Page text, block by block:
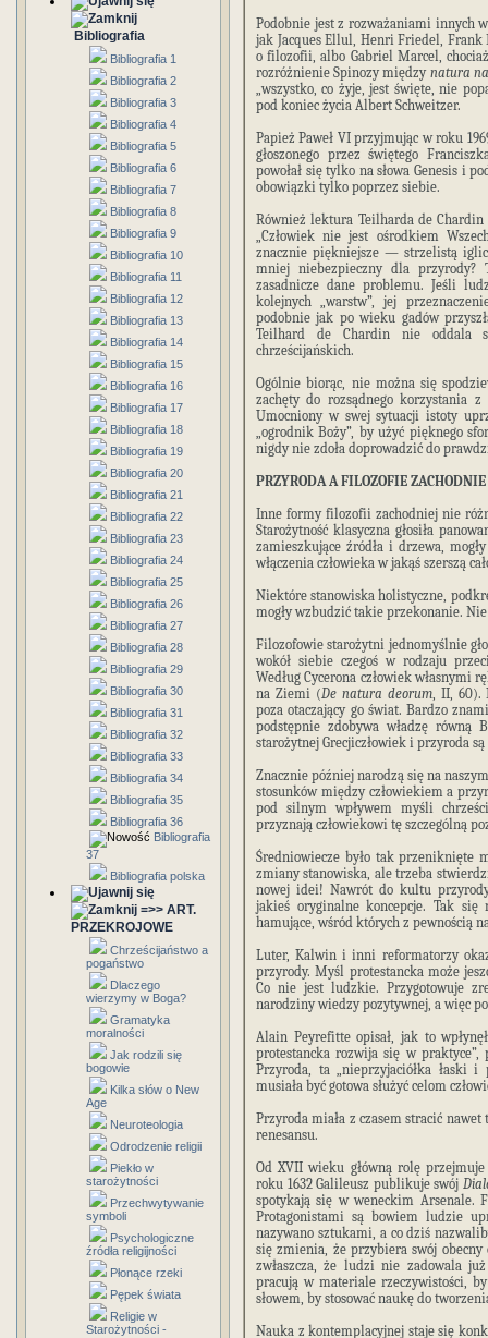
Bibliografia
Bibliografia 1
Bibliografia 2
Bibliografia 3
Bibliografia 4
Bibliografia 5
Bibliografia 6
Bibliografia 7
Bibliografia 8
Bibliografia 9
Bibliografia 10
Bibliografia 11
Bibliografia 12
Bibliografia 13
Bibliografia 14
Bibliografia 15
Bibliografia 16
Bibliografia 17
Bibliografia 18
Bibliografia 19
Bibliografia 20
Bibliografia 21
Bibliografia 22
Bibliografia 23
Bibliografia 24
Bibliografia 25
Bibliografia 26
Bibliografia 27
Bibliografia 28
Bibliografia 29
Bibliografia 30
Bibliografia 31
Bibliografia 32
Bibliografia 33
Bibliografia 34
Bibliografia 35
Bibliografia 36
Bibliografia
37
Bibliografia polska
=>> ART.
PRZEKROJOWE
Chrześcijaństwo a
pogaństwo
Dlaczego
wierzymy w Boga?
Gramatyka
moralności
Jak rodzili się
bogowie
Kilka słów o New
Age
Neuroteologia
Odrodzenie religii
Piekło w
starożytności
Przechwytywanie
symboli
Psychologiczne
źródła religijności
Płonące rzeki
Pępek świata
Religie w
Starożytności -
Podobnie jest z rozważaniami innych
jak Jacques Ellul, Henri Friedel,
o filozofii, albo Gabriel Marcel,
rozróżnienie Spinozy między natura
„wszystko, co żyje, jest święte, nie
pod koniec życia Albert Schweitzer.
Papież Paweł VI przyjmując w roku
głoszonego przez świętego
powołał się tylko na słowa Genesis i
obowiązki tylko poprzez siebie.
Również lektura Teilharda de
„Człowiek nie jest ośrodkiem
znacznie piękniejsze — strzelistą
mniej niebezpieczny dla przyrody?
zasadnicze dane problemu. Jeśli
kolejnych „warstw”, jej
podobnie jak po wieku gadów
Teilhard de Chardin nie oddala
chrześcijańskich.
Ogólnie biorąc, nie można się
zachęty do rozsądnego korzystania
Umocniony w swej sytuacji istoty
„ogrodnik Boży”, by użyć pięknego
nigdy nie zdoła doprowadzić do
PRZYRODA A FILOZOFIE ZACHODNIE
Inne formy filozofii zachodniej nie
Starożytność klasyczna głosiła
zamieszkujące źródła i drzewa,
włączenia człowieka w jakąś szerszą
Niektóre stanowiska holistyczne,
mogły wzbudzić takie przekonanie. Nie
Filozofowie starożytni jednomyślnie
wokół siebie czegoś w rodzaju
Według Cycerona człowiek własnymi
na Ziemi (De natura deorum, II, 60).
poza otaczający go świat. Bardzo
podstępnie zdobywa władzę
starożytnej Grecjiczłowiek i przyroda
Znacznie później narodzą się na
stosunków między człowiekiem a
pod silnym wpływem myśli
przyznają człowiekowi tę szczególną
Średniowiecze było tak przeniknięte
zmiany stanowiska, ale trzeba
nowej idei! Nawrót do kultu
jakieś oryginalne koncepcje. Tak się
hamujące, wśród których z pewnością
Luter, Kalwin i inni reformatorzy
przyrody. Myśl protestancka może
Co nie jest ludzkie. Przygotowuje
narodziny wiedzy pozytywnej, a więc
Alain Peyrefitte opisał, jak to
protestancka rozwija się w
Przyroda, ta „nieprzyjaciółka łaski i
musiała być gotowa służyć celom
Przyroda miała z czasem stracić
renesansu.
Od XVII wieku główną rolę
roku 1632 Galileusz publikuje swój
spotykają się w weneckim Arsenale.
Protagonistami są bowiem ludzie
nazywano sztukami, a co dziś
się zmienia, że przybiera swój
zwłaszcza, że ludzi nie zadowala
pracują w materiale rzeczywistości,
słowem, by stosować naukę do
Nauka z kontemplacyjnej staje się